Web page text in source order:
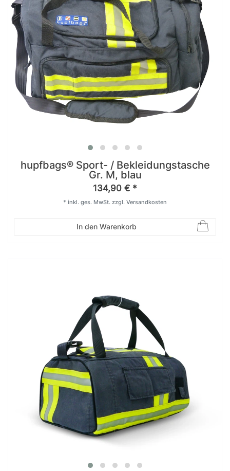
hupfbags® Sport- / Bekleidungstasche
Gr. M, blau
134,90 € *
In den Warenkorb
* inkl. ges. MwSt. zzgl. Versandkosten